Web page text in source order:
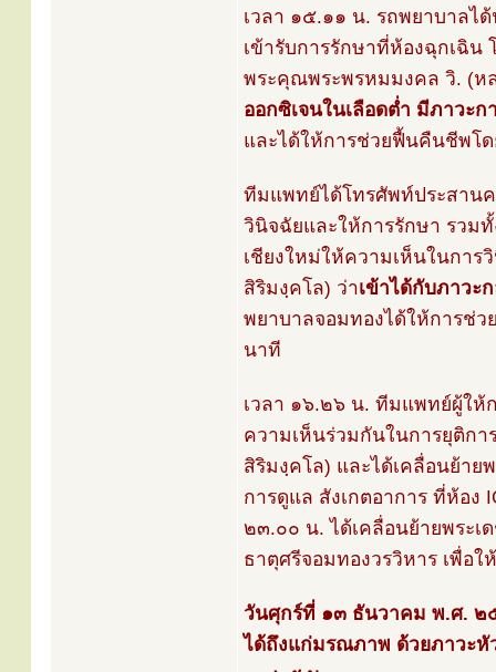
เวลา ๑๕.๑๑ น. รถพยาบาลไ
เข้ารับการรักษาที่ห้องฉุกเฉิน
พระคุณพระพรหมมงคล วิ. (ห
ออกซิเจนในเลือดต่ำ มีภาวะ
และได้ให้การช่วยฟื้นคืนชีพโ
ทีมแพทย์ได้โทรศัพท์ประสาน
วินิจฉัยและให้การรักษา รวม
เชียงใหม่ให้ความเห็นในกา
สิริมงฺคโล) ว่าเข้าได้กับภาวะ
พยาบาลจอมทองได้ให้การช่
นาที
เวลา ๑๖.๒๖ น. ทีมแพทย์ผู้ให้
ความเห็นร่วมกันในการยุติก
สิริมงฺคโล) และได้เคลื่อนย้า
การดูแล สังเกตอาการ ที่ห้อง
๒๓.๐๐ น. ได้เคลื่อนย้ายพระ
ธาตุศรีจอมทองวรวิหาร เพื่อ
วันศุกร์ที่ ๑๓ ธันวาคม พ.ศ. ๒
ได้ถึงแก่มรณภาพ ด้วยภาวะหั